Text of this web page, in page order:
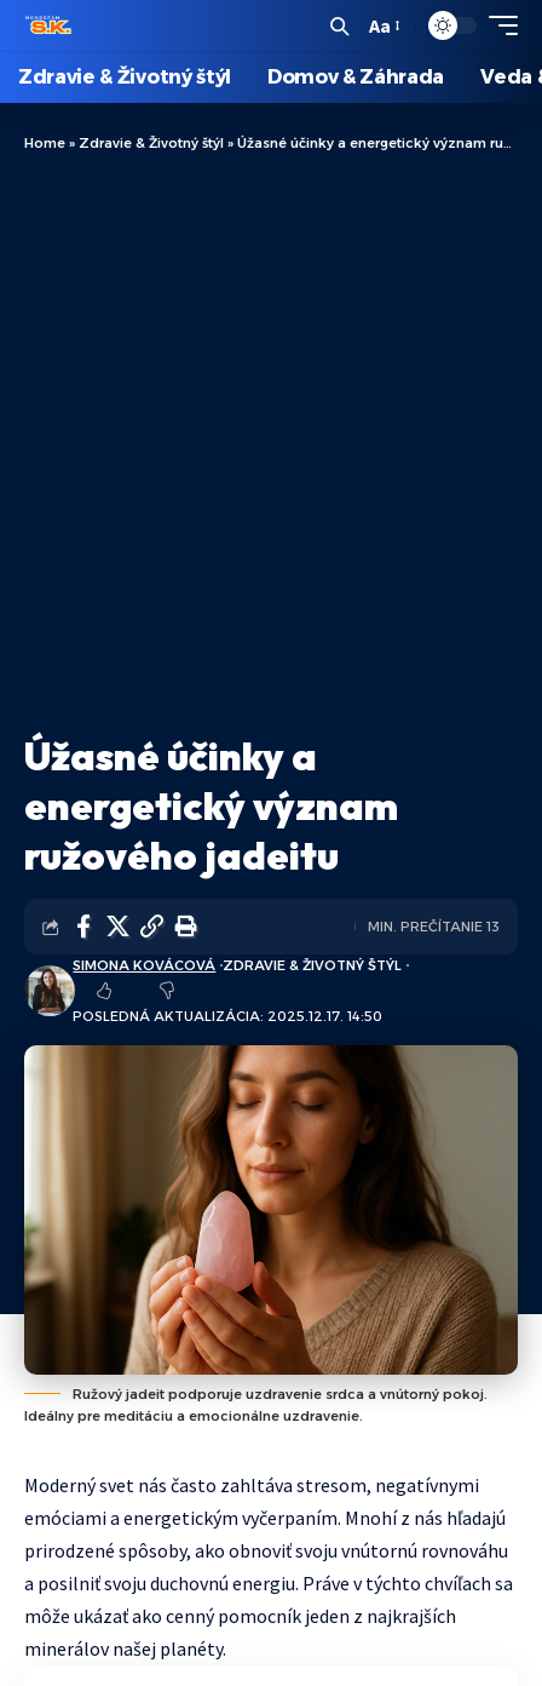
Aa
Zdravie & Životný štýl Domov & Záhrada Veda
Home » Zdravie & Životný štýl » Úžasné účinky a energetický význam ružového jadeitu
Úžasné účinky a
energetický význam
ružového jadeitu
POSLEDNÁ AKTUALIZÁCIA: 2025.12.17. 14:50
SIMONA KOVÁCOVÁ ZDRAVIE & ŽIVOTNÝ ŠTÝL
MIN. PREČÍTANIE 13
Ružový jadeit podporuje uzdravenie srdca a vnútorný pokoj.
Ideálny pre meditáciu a emocionálne uzdravenie.
Moderný svet nás často zahltáva stresom, negatívnymi
emóciami a energetickým vyčerpaním. Mnohí z nás hľadajú
prirodzené spôsoby, ako obnoviť svoju vnútornú rovnováhu
a posilniť svoju duchovnú energiu. Práve v týchto chvíľach sa
môže ukázať ako cenný pomocník jeden z najkrajších
minerálov našej planéty.